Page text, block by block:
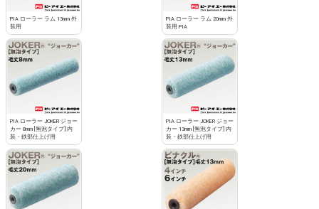
PIA ローラー ラム 13mm 外
装用
PIA ローラー ラム 20mm 外
装用 PIA
PIA ローラー JOKER ジョー
カー 8mm [無泡タイプ] 内
装・鉄部仕上げ用
PIA ローラー JOKER ジョー
カー 13mm [無泡タイプ] 内
装・鉄部仕上げ用